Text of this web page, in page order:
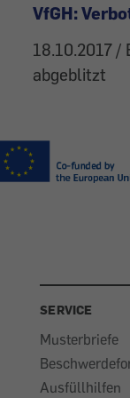
VfGH:
18.10.2017 /
abgeblitzt
SERVICE
Musterbriefe
Ausfüllhilfen